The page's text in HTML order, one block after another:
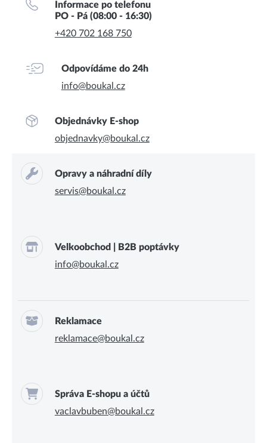
Informace po telefonu
PO - Pá (08:00 - 16:30)
+420 702 168 750
Odpovídáme do 24h
info@boukal.cz
Objednávky E-shop
objednavky@boukal.cz
Opravy a náhradní díly
servis@boukal.cz
Velkoobchod | B2B poptávky
info@boukal.cz
Reklamace
reklamace@boukal.cz
Správa E-shopu a účtů
vaclavbuben@boukal.cz